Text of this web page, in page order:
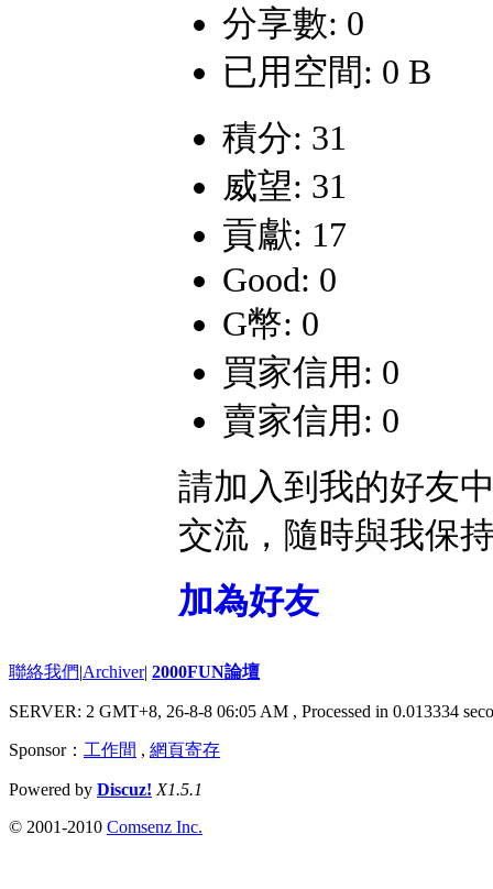
分享數: 0
已用空間: 0 B
積分: 31
威望: 31
貢獻: 17
Good: 0
G幣: 0
買家信用: 0
賣家信用: 0
請加入到我的好友
交流，隨時與我保
加為好友
聯絡我們|Archiver| 2000FUN論壇
SERVER: 2 GMT+8, 26-8-8 06:05 AM , Processed in 0.013334
Sponsor： 工作間 , 網頁寄存
Powered by Discuz! X1.5.1
© 2001-2010 Comsenz Inc.